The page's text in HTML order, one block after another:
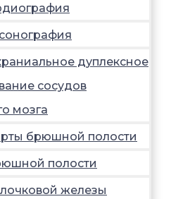
дуплексное
сосудов
мозга
брюшной полости
полости
железы